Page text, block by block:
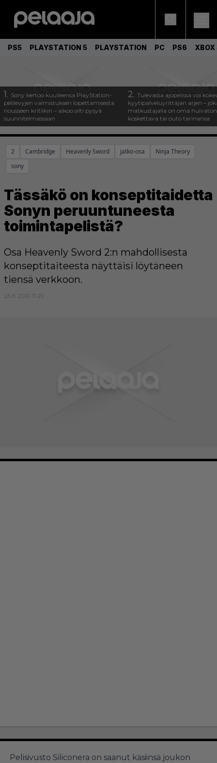
PS5 PLAYSTATION 5 PLAYSTATION PC PS6 XBOX
1. Sony kertoo kuulleensa PlayStation-
pelilevyjen valmistuksen lopettamisesta
nousseen kritiikin – aikoo silti pysyä
suunnitelmassaan
2. Tulevassa ajopelissä voi
kyytipalveluyrittäjän arjen –
matkustajalla on oma
koskettava tai outo tarinansa
2 Cambridge Heavenly Sword jatko-osa
Ninja Theory
sony
Tässäkö on konseptitaidetta
Sonyn peruuntuneesta
toimintapelistä?
Osa Heavenly Sword 2:n mahdollisesta
konseptitaiteesta näyttäisi löytäneen
tiensä verkkoon.
23.8.2012 11:25
Pelisivusto Siliconera on saanut käsiinsä joukon